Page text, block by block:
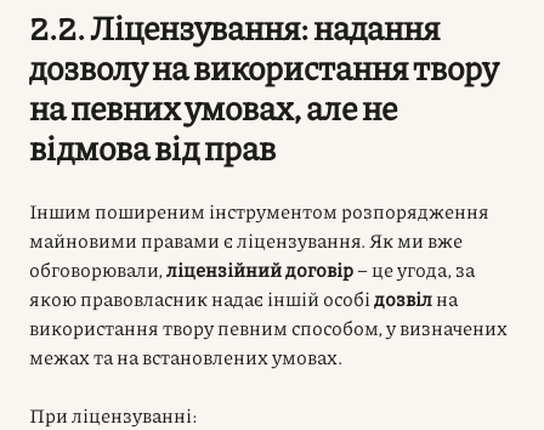
2.2. Ліцензування: надання
дозволу на використання твору
на певних умовах, але не
відмова від прав
Іншим поширеним інструментом розпорядження
майновими правами є ліцензування. Як ми вже
обговорювали,ліцензійний договір– це угода, за
якою правовласник надає іншій особідозвілна
використання твору певним способом, у визначених
межах та на встановлених умовах.
При ліцензуванні: